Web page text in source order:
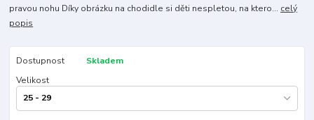
pravou nohu Díky obrázku na chodidle si děti nespletou, na ktero... celý
popis
Dostupnost
Skladem
Velikost